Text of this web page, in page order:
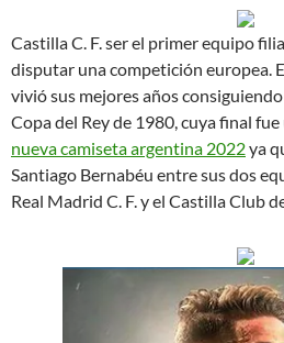
Castilla C. F. ser el primer equipo
disputar una competición europea.
vivió sus mejores años
Copa del Rey de 1980, cuya final
nueva camiseta argentina 2022ya
Santiago Bernabéu entre sus dos
Real Madrid C. F. y el Castilla Club